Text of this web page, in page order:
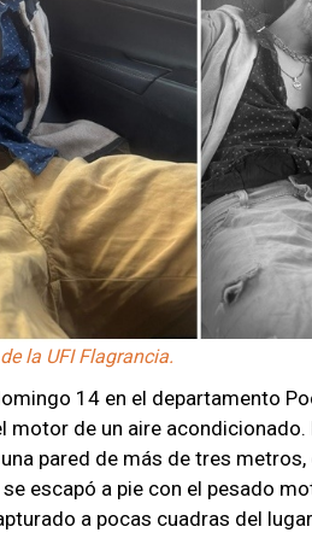
la UFI Flagrancia.
14 en el departamento
motor de un aire acondicionado.
pared de más de tres metros,
escapó a pie con el pesado
a pocas cuadras del